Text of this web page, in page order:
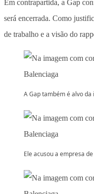
Em contrapartida, a Gap
será encerrada. Como
de trabalho e a visão do
A Gap também é alvo
Ele acusou a empresa